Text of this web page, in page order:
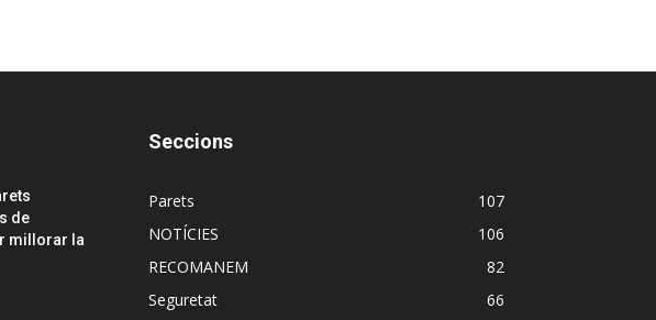
de
millorar la
Seccions
Parets
107
NOTÍCIES
106
RECOMANEM
82
Seguretat
66